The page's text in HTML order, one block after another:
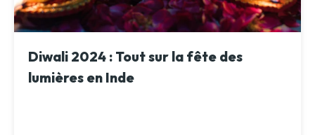
Diwali 2024 : Tout sur la fête des
lumières en Inde